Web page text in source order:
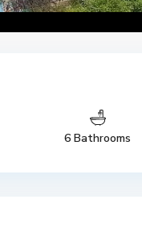
6 Bathrooms